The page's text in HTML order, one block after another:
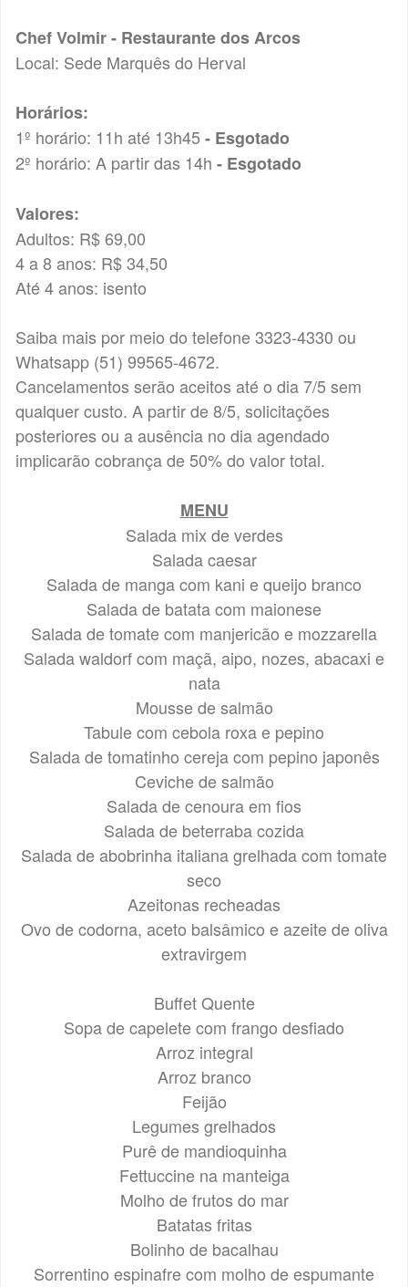
Chef Volmir - Restaurante dos Arcos
Local: Sede Marquês do Herval
Horários:
1º horário: 11h até 13h45- Esgotado
2º horário: A partir das 14h - Esgotado
Valores:
Adultos: R$ 69,00
4 a 8 anos: R$ 34,50
Até 4 anos: isento
Saiba mais por meio do telefone 3323-4330 ou
Whatsapp (51) 99565-4672.
Cancelamentos serão aceitos até o dia 7/5 sem
qualquer custo. A partir de 8/5, solicitações
posteriores ou a ausência no dia agendado
implicarão cobrança de 50% do valor total.
MENU
Salada mix de verdes
Salada caesar
Salada de manga com kani e queijo branco
Salada de batata com maionese
Salada de tomate com manjericão e mozzarella
Salada waldorf com maçã, aipo, nozes, abacaxi e
nata
Mousse de salmão
Tabule com cebola roxa e pepino
Salada de tomatinho cereja com pepino japonês
Ceviche de salmão
Salada de cenoura em fios
Salada de beterraba cozida
Salada de abobrinha italiana grelhada com tomate
seco
Azeitonas recheadas
Ovo de codorna, aceto balsâmico e azeite de oliva
extravirgem
Buffet Quente
Sopa de capelete com frango desfiado
Arroz integral
Arroz branco
Feijão
Legumes grelhados
Purê de mandioquinha
Fettuccine na manteiga
Molho de frutos do mar
Batatas fritas
Bolinho de bacalhau
Sorrentino espinafre com molho de espumante